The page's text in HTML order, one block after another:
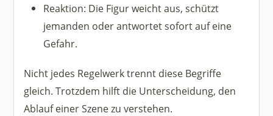
Reaktion: Die Figur weicht aus, schützt
jemanden oder antwortet sofort auf eine
Gefahr.
Nicht jedes Regelwerk trennt diese Begriffe
gleich. Trotzdem hilft die Unterscheidung, den
Ablauf einer Szene zu verstehen.